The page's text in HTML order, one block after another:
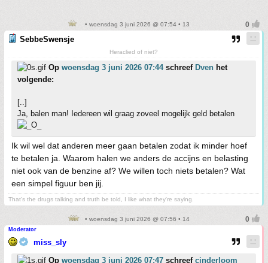
• woensdag 3 juni 2026 @ 07:54 • 13
SebbeSwensje
Heraclied of niet?
Op woensdag 3 juni 2026 07:44schreef Dven het
volgende:
[..]
Ja, balen man! Iedereen wil graag zoveel mogelijk geld betalen
Ik wil wel dat anderen meer gaan betalen zodat ik minder hoef
te betalen ja. Waarom halen we anders de accijns en belasting
niet ook van de benzine af? We willen toch niets betalen? Wat
een simpel figuur ben jij.
That's the drugs talking and truth be told, I like what they're saying.
• woensdag 3 juni 2026 @ 07:56 • 14
Moderator
miss_sly
Op woensdag 3 juni 2026 07:47 schreef cinderloom